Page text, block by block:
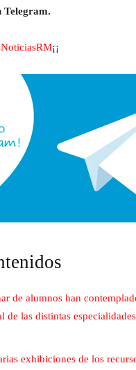
Telegram.
¡¡
de alumnos han
de las distintas
exhibiciones de los